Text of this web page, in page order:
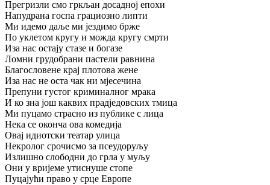
Прегризли смо гркљан досадној епохи
Напудрана госпа грациозно липти
Ми идемо даље ми јездимо брже
По уклетом кругу и можда кругу смрти
Иза нас остају стазе и богазе
Ломни грудобрани пастели равнина
Благословене крај плотова жене
Иза нас не оста чак ни мјесечина
Препуни густог криминалног мрака
И ко зна још каквих прадједовских тмица
Ми пуцамо страсно из публике с лица
Нека се оконча ова комедија
Овај идиотски театар улица
Некролог срочисмо за псеудоруљу
Излишно слободни до грла у муљу
Они у вријеме утиснуше стопе
Пуцајући право у срце Европе